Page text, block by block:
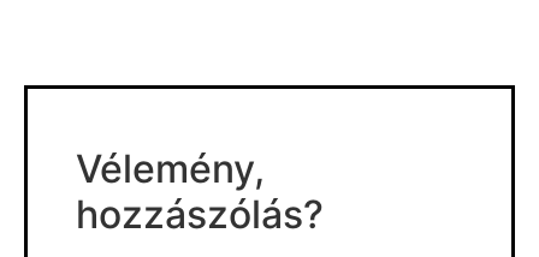
Vélemény,
hozzászólás?